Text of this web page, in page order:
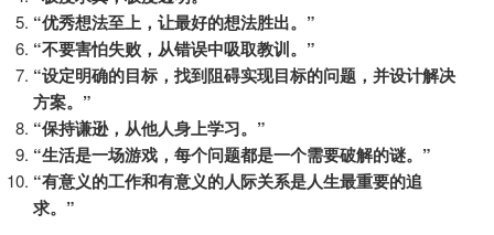
“优秀想法至上，让最好的想法胜出。”
“不要害怕失败，从错误中吸取教训。”
“设定明确的目标，找到阻碍实现目标的问题，并设计解决
方案。”
“保持谦逊，从他人身上学习。”
“生活是一场游戏，每个问题都是一个需要破解的谜。”
“有意义的工作和有意义的人际关系是人生最重要的追
求。”